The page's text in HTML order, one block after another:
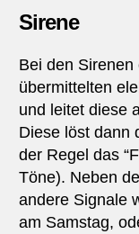
Sirene
Bei den
übermittelten
und leitet diese
Diese löst dann
der Regel das
Töne). Neben
andere Signale
am Samstag,